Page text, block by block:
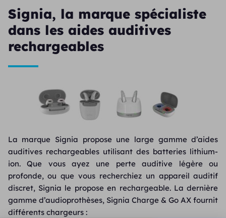
Signia, la marque spécialiste
dans les aides auditives
rechargeables
La marque Signia propose une large gamme d’aides
auditives rechargeables utilisant des batteries lithium-
ion. Que vous ayez une perte auditive légère ou
profonde, ou que vous recherchiez un appareil auditif
discret, Signia le propose en rechargeable. La dernière
gamme d’audioprothèses, Signia Charge & Go AX fournit
différents chargeurs :